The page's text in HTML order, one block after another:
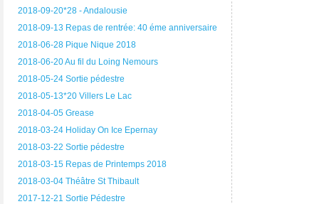
2018-09-20*28 - Andalousie
2018-09-13 Repas de rentrée: 40 éme anniversaire
2018-06-28 Pique Nique 2018
2018-06-20 Au fil du Loing Nemours
2018-05-24 Sortie pédestre
2018-05-13*20 Villers Le Lac
2018-04-05 Grease
2018-03-24 Holiday On Ice Epernay
2018-03-22 Sortie pédestre
2018-03-15 Repas de Printemps 2018
2018-03-04 Théâtre St Thibault
2017-12-21 Sortie Pédestre